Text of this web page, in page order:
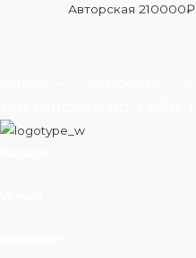
Авторская210000₽